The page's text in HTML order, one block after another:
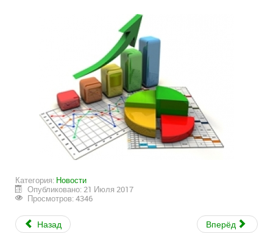
Категория: Новости
Опубликовано: 21 Июля 2017
Просмотров: 4346
Назад Вперёд